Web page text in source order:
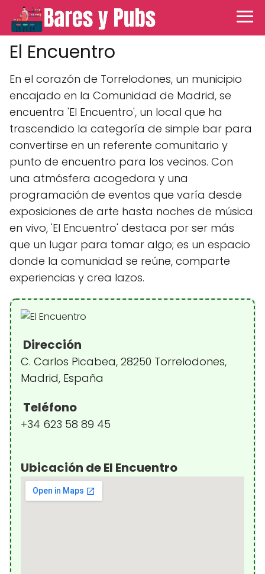
El Encuentro
En el corazón de Torrelodones, un municipio
encajado en la Comunidad de Madrid, se
encuentra 'El Encuentro', un local que ha
trascendido la categoría de simple bar para
convertirse en un referente comunitario y
punto de encuentro para los vecinos. Con
una atmósfera acogedora y una
programación de eventos que varía desde
exposiciones de arte hasta noches de música
en vivo, 'El Encuentro' destaca por ser más
que un lugar para tomar algo; es un espacio
donde la comunidad se reúne, comparte
experiencias y crea lazos.
Dirección
C. Carlos Picabea, 28250 Torrelodones,
Madrid, España
Teléfono
+34 623 58 89 45
Ubicación de El Encuentro